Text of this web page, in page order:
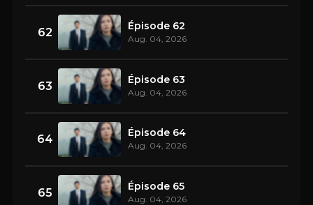
62 Épisode 62
Aug. 04, 2026
63 Épisode 63
Aug. 04, 2026
64 Épisode 64
Aug. 04, 2026
65 Épisode 65
Aug. 04, 2026